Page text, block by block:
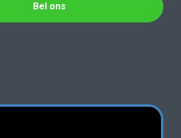
Bel ons